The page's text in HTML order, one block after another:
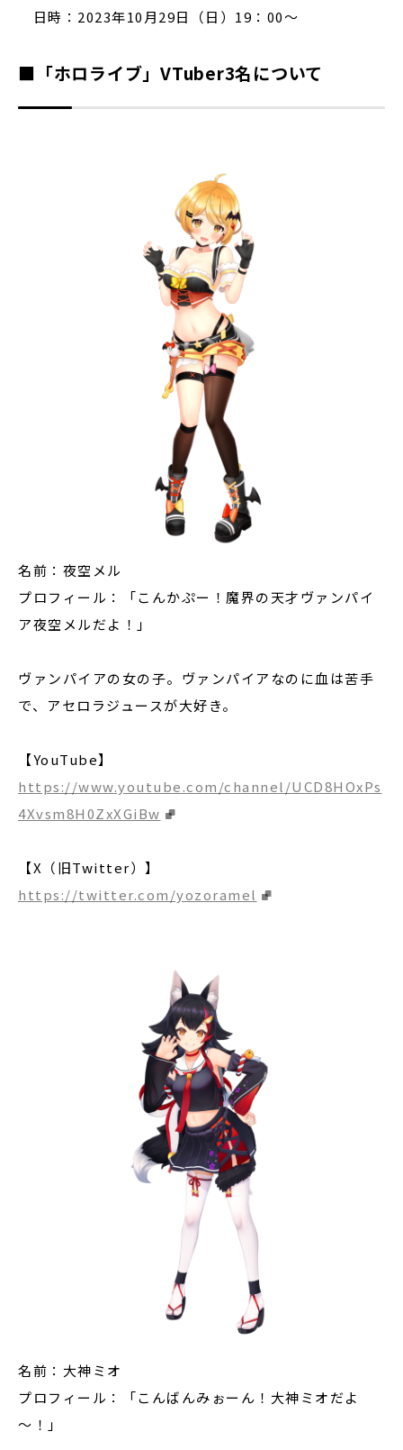
日時：2023年10月29日（日）19：00～
■「ホロライブ」VTuber3名について
名前：夜空メル
プロフィール：「こんかぷー！魔界の天才ヴァンパイ
ア夜空メルだよ！」
ヴァンパイアの女の子。ヴァンパイアなのに血は苦手
で、アセロラジュースが大好き。
【YouTube】
https://www.youtube.com/channel/UCD8HOxPs
4Xvsm8H0ZxXGiBw
【X（旧Twitter）】
https://twitter.com/yozoramel
名前：大神ミオ
プロフィール：「こんばんみぉーん！大神ミオだよ
～！」